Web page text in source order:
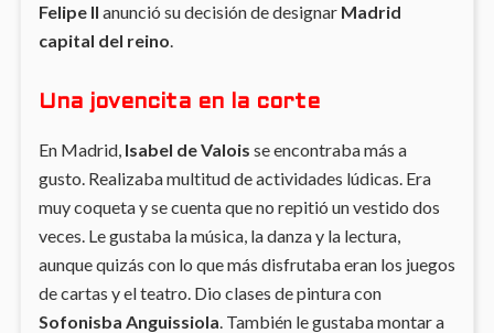
Felipe II anunció su decisión de designar Madrid
capital del reino.
Una jovencita en la corte
En Madrid, Isabel de Valois se encontraba más a
gusto. Realizaba multitud de actividades lúdicas. Era
muy coqueta y se cuenta que no repitió un vestido dos
veces. Le gustaba la música, la danza y la lectura,
aunque quizás con lo que más disfrutaba eran los juegos
de cartas y el teatro. Dio clases de pintura con
Sofonisba Anguissiola. También le gustaba montar a